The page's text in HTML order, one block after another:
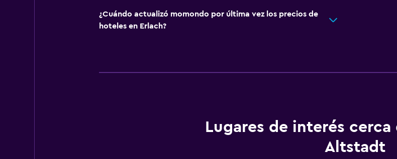
¿Cuándo actualizó momondo por última vez los precios de
hoteles en Erlach?
Lugares de interés
Altstadt